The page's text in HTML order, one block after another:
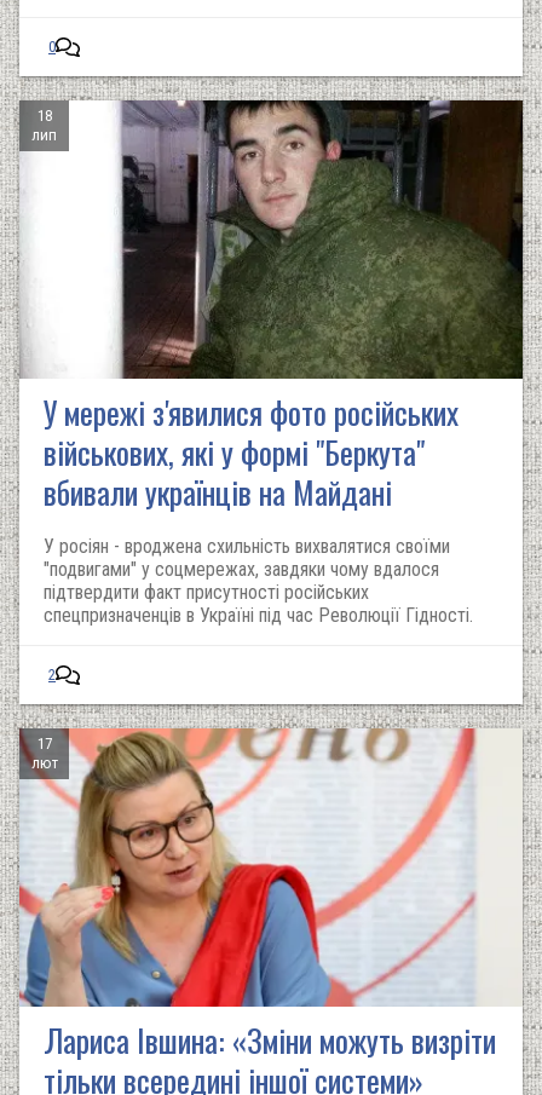
0
18
лип
У мережі з'явилися фото російських
військових, які у формі "Беркута"
вбивали українців на Майдані
У росіян - вроджена схильність вихвалятися своїми
"подвигами" у соцмережах, завдяки чому вдалося
підтвердити факт присутності російських
спецпризначенців в Україні під час Революції Гідності.
2
17
лют
Лариса Івшина: «Зміни можуть визріти
тільки всередині іншої системи»